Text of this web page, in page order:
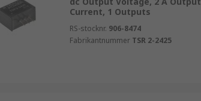
Current, 1 Outputs
RS-stocknr. 906-8474
Fabrikantnummer TSR 2-2425